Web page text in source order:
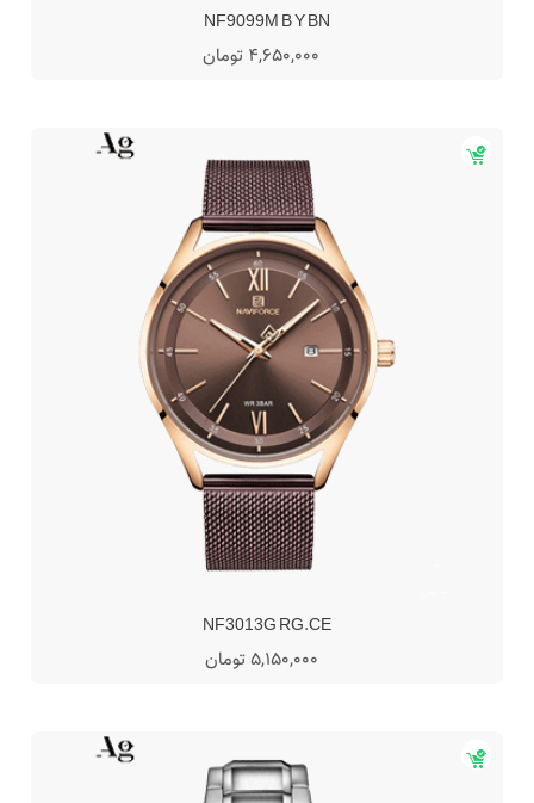
NF9099M B Y BN
4,650,000 تومان
NF3013G RG.CE
5,150,000 تومان